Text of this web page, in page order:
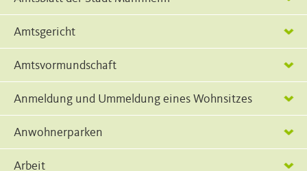
Amtsgericht
Amtsvormundschaft
Anmeldung und Ummeldung eines Wohnsitzes
Anwohnerparken
Arbeit